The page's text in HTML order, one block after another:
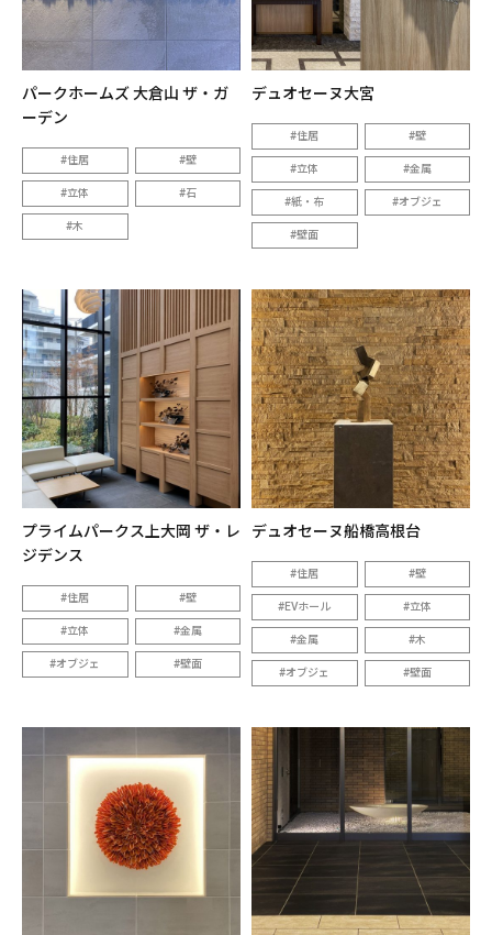
パークホームズ 大倉山 ザ・ガ
ーデン
住居 壁
立体 石
木
デュオセーヌ大宮
住居 壁
立体 金属
紙・布 オブジェ
壁面
プライムパークス上大岡 ザ・レ
ジデンス
住居 壁
立体 金属
オブジェ 壁面
デュオセーヌ船橋高根台
住居 壁
EVホール 立体
金属 木
オブジェ 壁面